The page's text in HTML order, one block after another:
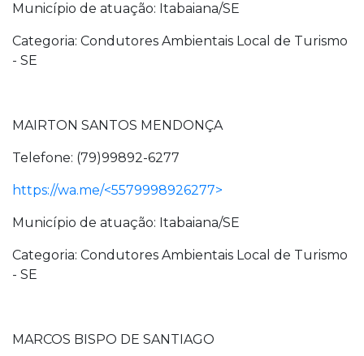
Município de atuação: Itabaiana/SE
Categoria: Condutores Ambientais Local de Turismo
- SE
MAIRTON SANTOS MENDONÇA
Telefone: (79)99892-6277
https://wa.me/<5579998926277>
Município de atuação: Itabaiana/SE
Categoria: Condutores Ambientais Local de Turismo
- SE
MARCOS BISPO DE SANTIAGO